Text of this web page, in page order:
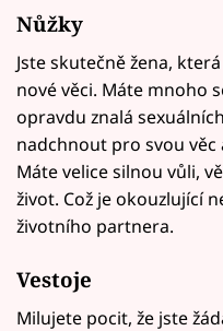
Nůžky
Jste skutečně žena,
nové věci. Máte mnoho
opravdu znalá
nadchnout pro svou věc
Máte velice silnou vůli,
život. Což je okouzlující
životního partnera.
Vestoje
Milujete pocit, že jste